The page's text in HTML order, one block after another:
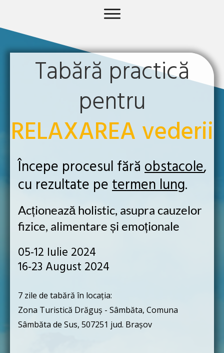
Tabără practică
pentru
RELAXAREA vederii
Începe procesul fără obstacole,
cu rezultate petermen lung.
Acționează holistic, asupra cauzelor
fizice, alimentare și emoționale
05-12 Iulie 2024
16-23 August 2024
7 zile de tabără în locația:
Zona Turistică Drăguș - Sâmbăta, Comuna
Sâmbăta de Sus, 507251 jud. Brașov